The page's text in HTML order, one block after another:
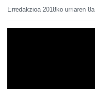
Erredakzioa 2018ko urriaren 8a